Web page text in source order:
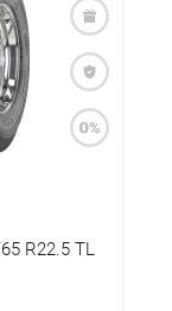
R22.5 TL